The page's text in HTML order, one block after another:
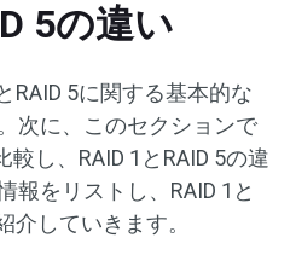
5の違い
RAID 5に関する基本的な
次に、このセクションで
較し、RAID 1とRAID 5の違
報をリストし、RAID 1と
介していきます。